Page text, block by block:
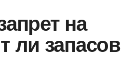
на
ли запасов